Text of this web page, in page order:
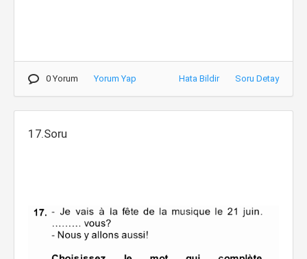
0 Yorum Yorum Yap Hata Bildir Soru Detay
17.Soru